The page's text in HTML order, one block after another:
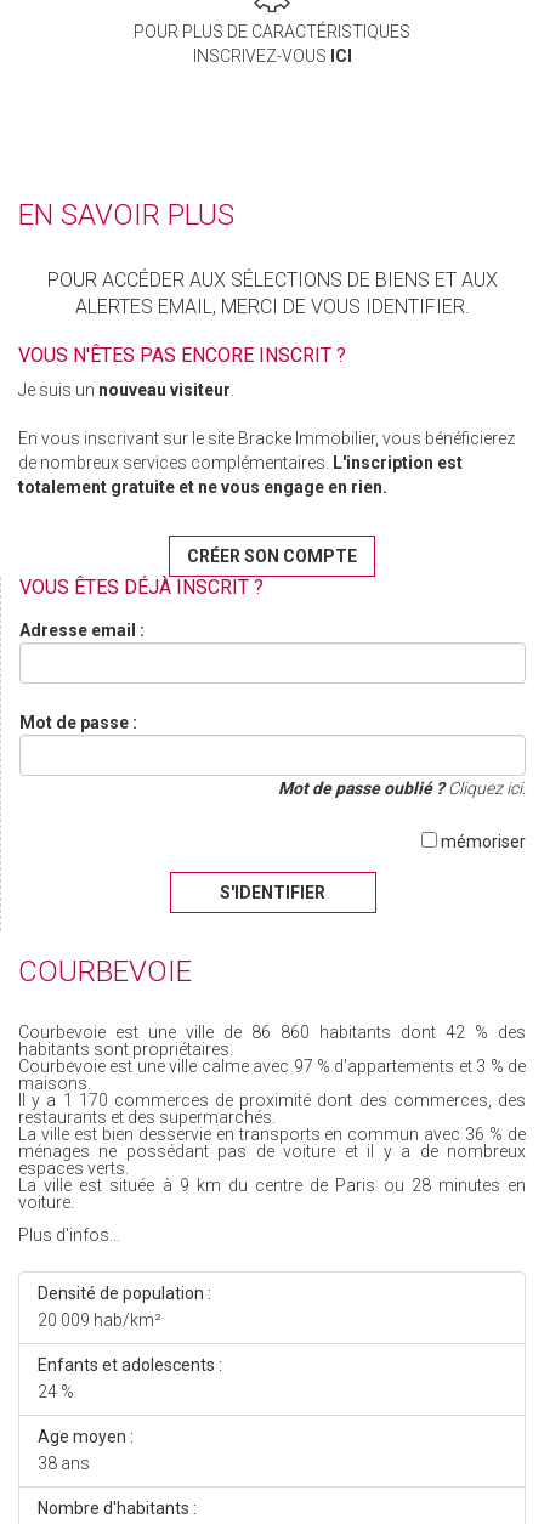
POUR PLUS DE CARACTÉRISTIQUES
INSCRIVEZ-VOUS ICI
EN SAVOIR PLUS
POUR ACCÉDER AUX SÉLECTIONS DE BIENS ET AUX
ALERTES EMAIL, MERCI DE VOUS IDENTIFIER.
VOUS N'ÊTES PAS ENCORE INSCRIT ?
Je suis un nouveau visiteur.
En vous inscrivant sur le site Bracke Immobilier, vous bénéficierez
de nombreux services complémentaires. L'inscription est
totalement gratuite et ne vous engage en rien.
CRÉER SON COMPTE
VOUS ÊTES DÉJÀ INSCRIT ?
Adresse email :
Mot de passe :
Mot de passe oublié ?Cliquez ici.
mémoriser
S'IDENTIFIER
COURBEVOIE
Courbevoie est une ville de 86 860 habitants dont 42 % des
habitants sont propriétaires.
Courbevoie est une ville calme avec 97 % d'appartements et 3 % de
maisons.
Il y a 1 170 commerces de proximité dont des commerces, des
restaurants et des supermarchés.
La ville est bien desservie en transports en commun avec 36 % de
ménages ne possédant pas de voiture et il y a de nombreux
espaces verts.
La ville est située à 9 km du centre de Paris ou 28 minutes en
voiture.
Plus d'infos...
Densité de population :
20 009 hab/km²
Enfants et adolescents :
24 %
Age moyen :
38 ans
Nombre d'habitants :